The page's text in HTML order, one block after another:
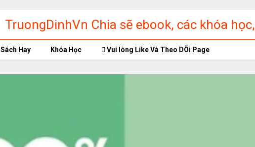
TruongDinhVn Chia sẽ ebook, các khóa học,
phần mềm học tập miễn phí
Sách Hay Khóa Học Vui lòng Like Và Theo DÕi Page